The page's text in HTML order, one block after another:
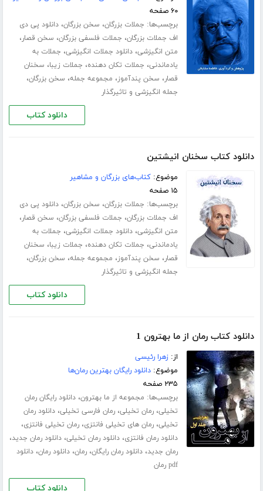
۶۰ صفحه
برچسب‌ها: جملات بزرگان، سخن بزرگان،دانلود پی دی
اف جملات بزرگان، جملات فلسفی بزرگان، سخن قصار،
متن انگیزشی،دانلود جملات انگیزشی، جملات به
یادماندنی، جملات تکان دهنده، جملات زیبا، سخنان
قصار، سخن پندآموز، مجموعه جمله، سخن بزرگان،
جمله انگیزشی و تاثیرگذار
دانلود کتاب
دانلود کتاب سخنان انیشتین
موضوع:کتاب‌های بزرگان و مشاهیر
۱۵ صفحه
برچسب‌ها: جملات بزرگان، سخن بزرگان،دانلود پی دی
اف جملات بزرگان، جملات فلسفی بزرگان، سخن قصار،
متن انگیزشی،دانلود جملات انگیزشی، جملات به
یادماندنی، جملات تکان دهنده، جملات زیبا، سخنان
قصار، سخن پندآموز، مجموعه جمله، سخن بزرگان،
جمله انگیزشی و تاثیرگذار
دانلود کتاب
دانلود کتاب رمان از ما بهترون 1
از:زهرا رئیسی
موضوع:دانلود رایگان بهترین رمان‌ها
۲۳۵ صفحه
برچسب‌ها: مجموعه از ما بهترون،دانلود رایگان رمان
تخیلی،رمان تخیلی،رمان فارسی تخیلی،دانلود رمان
تخیلی،رمان های تخیلی فانتزی،رمان تخیلی فانتزی،
دانلود رمان فانتزی،دانلود رمان تخیلی،دانلود رمان جدید،
رمان جدید،دانلود رمان رایگان،رمان،دانلود رمان،دانلود
pdf رمان
دانلود کتاب